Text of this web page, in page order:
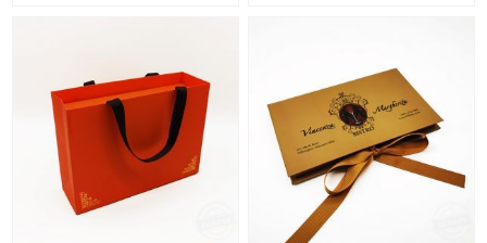
运输：全球发货，售后无忧
周期：签订合同确认样板后7-15个工
作日